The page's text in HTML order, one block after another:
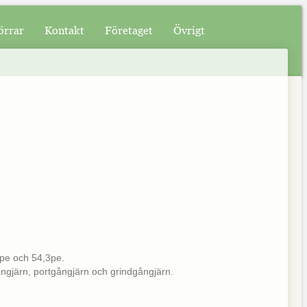
Kontakt Företaget Övrigt
och 54,3pe.
portgångjärn och grindgångjärn.